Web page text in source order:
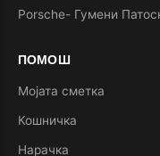
Porsche- Гумени
ПОМОШ
Мојата сметка
Кошничка
Нарачка